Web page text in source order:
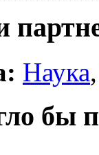
Наука,
бы